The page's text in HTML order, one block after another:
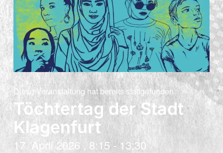
Diese Veranstaltung hat bereits stattgefunden.
Töchtertag der Stadt
Klagenfurt
17. April 2026 , 8:15 - 13:30